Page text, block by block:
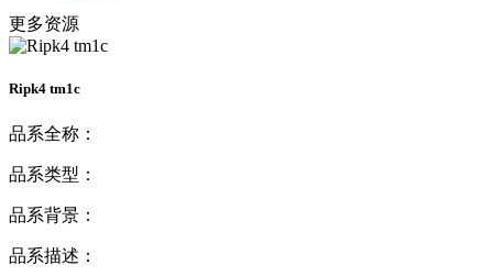
更多资源
Ripk4 tm1c
品系全称：
品系类型：
品系背景：
品系描述：